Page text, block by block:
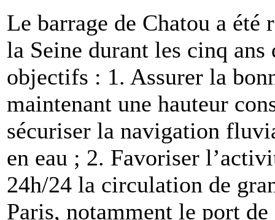
Le barrage de Chatou a été
la Seine durant les cinq
objectifs : 1. Assurer la
maintenant une hauteur
sécuriser la navigation
en eau ; 2. Favoriser
24h/24 la circulation de
Paris, notamment le port